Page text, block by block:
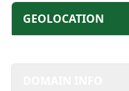
GEOLOCATION